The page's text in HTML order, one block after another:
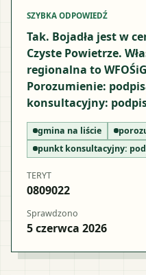
SZYBKA ODPOWIEDŹ
Tak. Bojadła jest w
Czyste Powietrze.
regionalna to
Porozumienie:
konsultacyjny:
gmina na liście
punkt konsultacyjny:
TERYT
0809022
Sprawdzono
5 czerwca 2026